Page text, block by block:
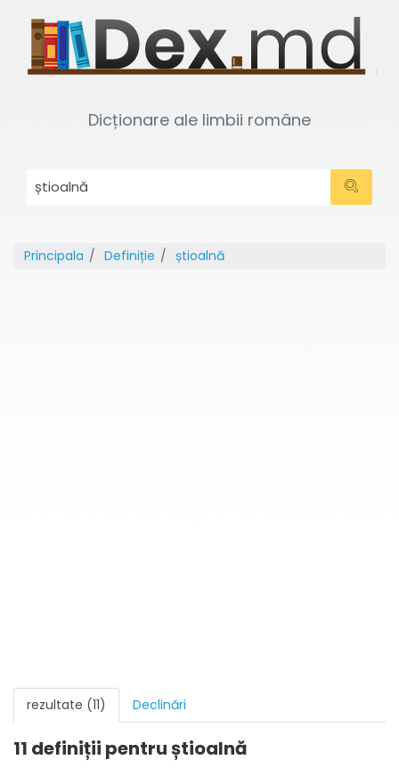
Dicționare ale limbii române
Principala Definiție știoalnă
rezultate (11) Declinări
11 definiții pentruștioalnă